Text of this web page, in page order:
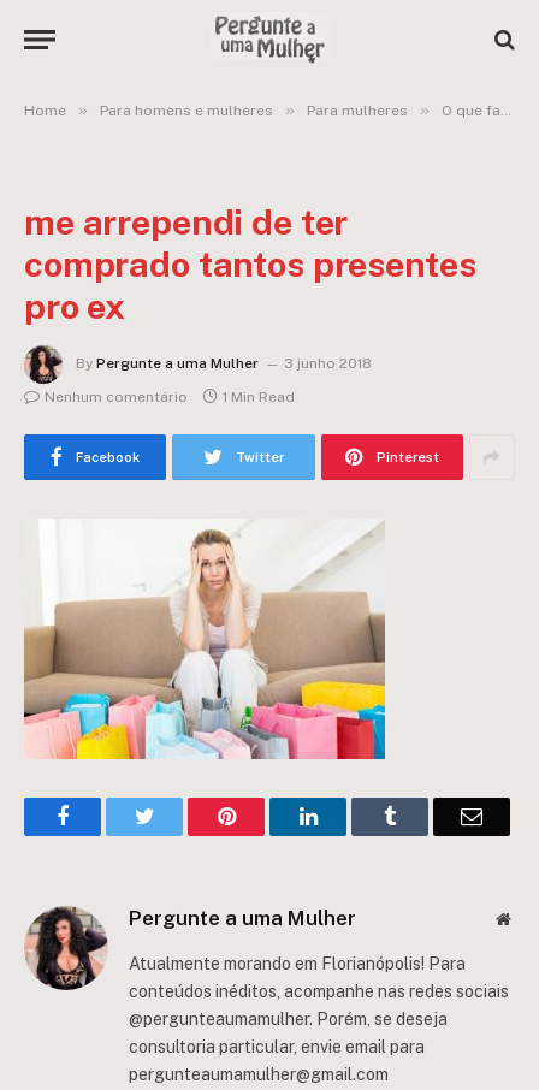
Home » Para homens e mulheres » Para mulheres » O que fazer quando você se arrepende de ter dado tantos presentes pro ex?
me arrependi de ter
comprado tantos presentes
pro ex
By Pergunte a uma Mulher
3 junho 2018
Nenhum comentário
1 Min Read
Facebook Twitter Pinterest
FacebookTwitter Pinterest LinkedInTumblr Email
Pergunte a uma Mulher
Atualmente morando em Florianópolis! Para
conteúdos inéditos, acompanhe nas redes sociais
@pergunteaumamulher. Porém, se deseja
consultoria particular, envie email para
pergunteaumamulher@gmail.com